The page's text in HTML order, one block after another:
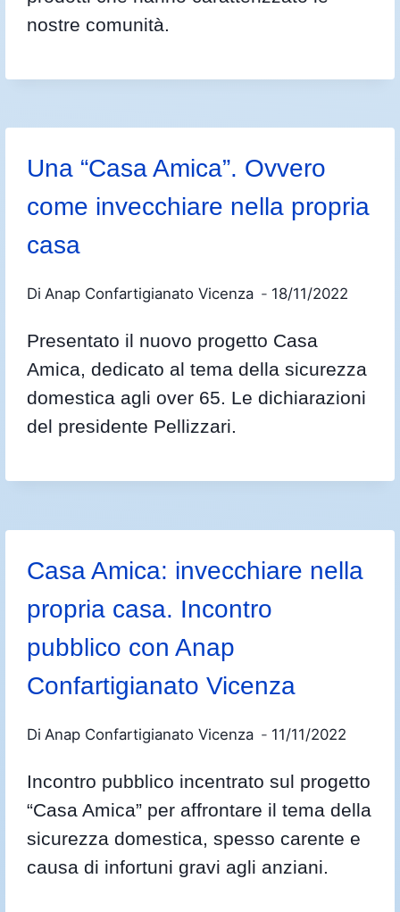
nostre comunità.
Una “Casa Amica”. Ovvero
come invecchiare nella propria
casa
Di Anap Confartigianato Vicenza 18/11/2022
Presentato il nuovo progetto Casa
Amica, dedicato al tema della sicurezza
domestica agli over 65. Le dichiarazioni
del presidente Pellizzari.
Casa Amica: invecchiare nella
propria casa. Incontro
pubblico con Anap
Confartigianato Vicenza
Di Anap Confartigianato Vicenza 11/11/2022
Incontro pubblico incentrato sul progetto
“Casa Amica” per affrontare il tema della
sicurezza domestica, spesso carente e
causa di infortuni gravi agli anziani.